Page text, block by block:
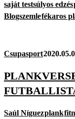
saját testsúlyos edzés
Blogszemlefékaros
Csupasport
Saúl Níguezplank